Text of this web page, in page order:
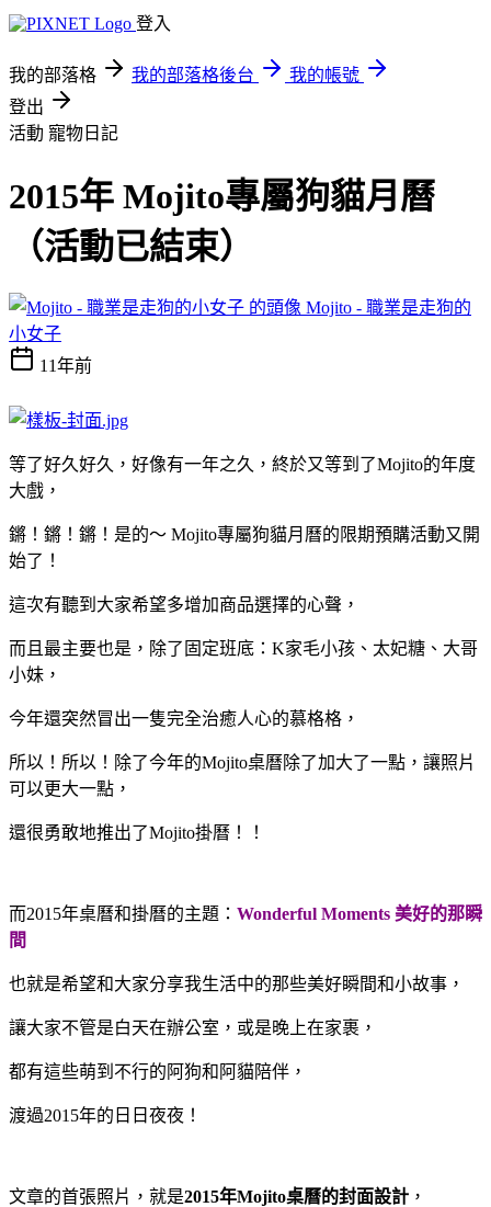
登入
我的部落格 我的部落格後台
我的帳號
登出
活動 寵物日記
2015年 Mojito專屬狗貓月曆
（活動已結束）
Mojito - 職業是走狗的
小女子
11年前
等了好久好久，好像有一年之久，終於又等到了Mojito的年度
大戲，
鏘！鏘！鏘！是的～ Mojito專屬狗貓月曆的限期預購活動又開
始了！
這次有聽到大家希望多增加商品選擇的心聲，
而且最主要也是，除了固定班底：K家毛小孩、太妃糖、大哥
小妹，
今年還突然冒出一隻完全治癒人心的慕格格，
所以！所以！除了今年的Mojito桌曆除了加大了一點，讓照片
可以更大一點，
還很勇敢地推出了Mojito掛曆！！
而2015年桌曆和掛曆的主題： Wonderful Moments 美好的那瞬
間
也就是希望和大家分享我生活中的那些美好瞬間和小故事，
讓大家不管是白天在辦公室，或是晚上在家裹，
都有這些萌到不行的阿狗和阿貓陪伴，
渡過2015年的日日夜夜！
文章的首張照片，就是2015年Mojito桌曆的封面設計 ，